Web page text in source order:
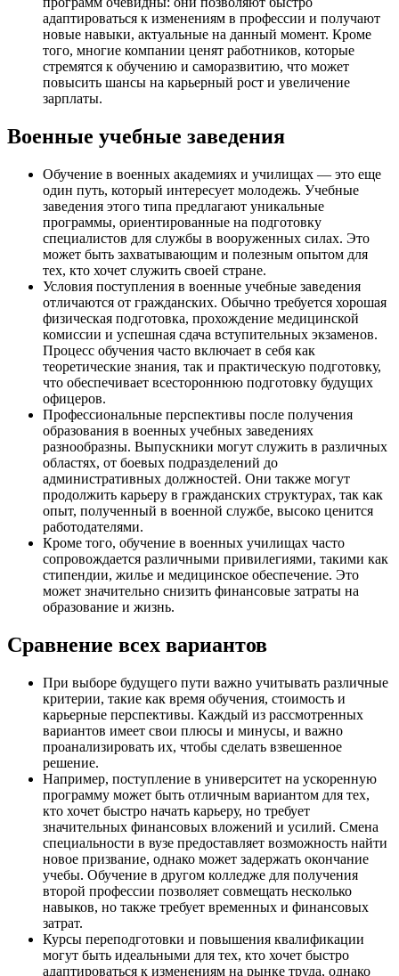
адаптироваться к изменениям в профессии и получают
новые навыки, актуальные на данный момент. Кроме
того, многие компании ценят работников, которые
стремятся к обучению и саморазвитию, что может
повысить шансы на карьерный рост и увеличение
зарплаты.
Военные учебные заведения
Обучение в военных академиях и училищах — это еще
один путь, который интересует молодежь. Учебные
заведения этого типа предлагают уникальные
программы, ориентированные на подготовку
специалистов для службы в вооруженных силах. Это
может быть захватывающим и полезным опытом для
тех, кто хочет служить своей стране.
Условия поступления в военные учебные заведения
отличаются от гражданских. Обычно требуется хорошая
физическая подготовка, прохождение медицинской
комиссии и успешная сдача вступительных экзаменов.
Процесс обучения часто включает в себя как
теоретические знания, так и практическую подготовку,
что обеспечивает всестороннюю подготовку будущих
офицеров.
Профессиональные перспективы после получения
образования в военных учебных заведениях
разнообразны. Выпускники могут служить в различных
областях, от боевых подразделений до
административных должностей. Они также могут
продолжить карьеру в гражданских структурах, так как
опыт, полученный в военной службе, высоко ценится
работодателями.
Кроме того, обучение в военных училищах часто
сопровождается различными привилегиями, такими как
стипендии, жилье и медицинское обеспечение. Это
может значительно снизить финансовые затраты на
образование и жизнь.
Сравнение всех вариантов
При выборе будущего пути важно учитывать различные
критерии, такие как время обучения, стоимость и
карьерные перспективы. Каждый из рассмотренных
вариантов имеет свои плюсы и минусы, и важно
проанализировать их, чтобы сделать взвешенное
решение.
Например, поступление в университет на ускоренную
программу может быть отличным вариантом для тех,
кто хочет быстро начать карьеру, но требует
значительных финансовых вложений и усилий. Смена
специальности в вузе предоставляет возможность найти
новое призвание, однако может задержать окончание
учебы. Обучение в другом колледже для получения
второй профессии позволяет совмещать несколько
навыков, но также требует временных и финансовых
затрат.
Курсы переподготовки и повышения квалификации
могут быть идеальными для тех, кто хочет быстро
адаптироваться к изменениям на рынке труда, однако